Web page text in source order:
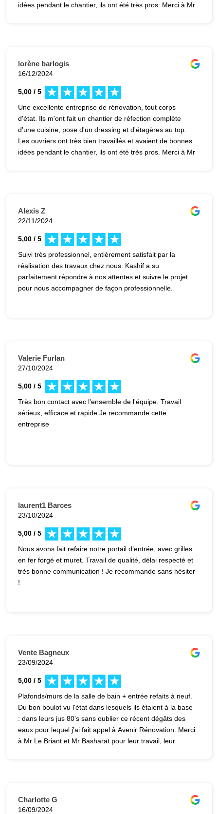
idées pendant le chantier, ils ont été très pros. Merci à Mr
conseils et un chantier parfaitement exécuté.
lorène barlogis
16/12/2024
5,00 / 5
Une excellente entreprise de rénovation, tout corps
d'état. Ils m'ont fait un chantier de réfection complète
d'une cuisine, pose d'un dressing et d'étagères au top.
Les ouvriers ont très bien travaillés et avaient de bonnes
idées pendant le chantier, ils ont été très pros. Merci à Mr
conseils et un chantier parfaitement exécuté.
Alexis Z
22/11/2024
5,00 / 5
Suivi très professionnel, entièrement satisfait par la
réalisation des travaux chez nous. Kashif a su
parfaitement répondre à nos attentes et suivre le projet
pour nous accompagner de façon professionnelle.
Valerie Furlan
27/10/2024
5,00 / 5
Très bon contact avec l'ensemble de l'équipe. Travail
sérieux, efficace et rapide Je recommande cette
entreprise
laurent1 Barces
23/10/2024
5,00 / 5
Nous avons fait refaire notre portail d’entrée, avec grilles
en fer forgé et muret. Travail de qualité, délai respecté et
très bonne communication ! Je recommande sans hésiter
!
Vente Bagneux
23/09/2024
5,00 / 5
Plafonds/murs de la salle de bain + entrée refaits à neuf.
Du bon boulot vu l'état dans lesquels ils étaient à la base
: dans leurs jus 80's sans oublier ce récent dégâts des
eaux pour lequel j'ai fait appel à Avenir Rénovation. Merci
à Mr Le Briant et Mr Basharat pour leur travail, leur
Charlotte G
16/09/2024